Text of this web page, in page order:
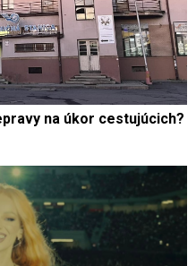
na úkor cestujúcich?